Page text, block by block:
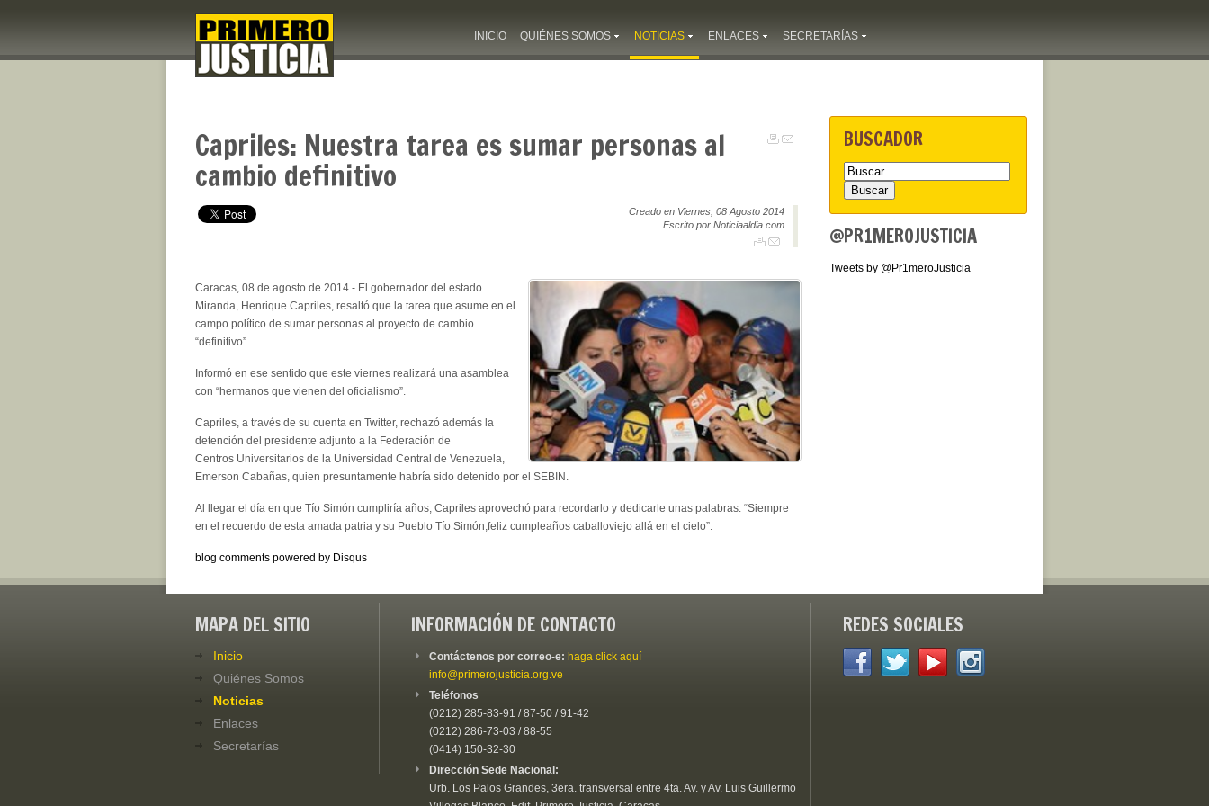
INICIO QUIÉNES SOMOS NOTICIAS ENLACES SECRETARÍAS
Capriles: Nuestra tarea es sumar personas al
cambio definitivo
Creado en Viernes, 08 Agosto 2014
Escrito por Noticiaaldia.com
Caracas, 08 de agosto de 2014.- El gobernador del estado
Miranda, Henrique Capriles, resaltó que la tarea que asume en el
campo político de sumar personas al proyecto de cambio
“definitivo”.
Informó en ese sentido que este viernes realizará una asamblea
con “hermanos que vienen del oficialismo”.
Capriles, a través de su cuenta en Twitter, rechazó además la
detención del presidente adjunto a la Federación de
Centros Universitarios de la Universidad Central de Venezuela,
Emerson Cabañas, quien presuntamente habría sido detenido por el SEBIN.
Al llegar el día en que Tío Simón cumpliría años, Capriles aprovechó para recordarlo y dedicarle unas palabras. “Siempre
en el recuerdo de esta amada patria y su Pueblo Tío Simón,feliz cumpleaños caballoviejo allá en el cielo”.
blog comments powered by Disqus
BUSCADOR
@PR1MEROJUSTICIA
Tweets by @Pr1meroJusticia
MAPA DEL SITIO
Inicio
Quiénes Somos
Noticias
Enlaces
Secretarías
INFORMACIÓN DE CONTACTO
Contáctenos por correo-e: haga click aquí
info@primerojusticia.org.ve
Teléfonos
(0212) 285-83-91 / 87-50 / 91-42
(0212) 286-73-03 / 88-55
(0414) 150-32-30
Dirección Sede Nacional:
Urb. Los Palos Grandes, 3era. transversal entre 4ta. Av. y Av. Luis Guillermo
REDES SOCIALES